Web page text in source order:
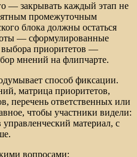
— закрывать каждый этап не
промежуточным
блока должны остаться
— сформулированные
приоритетов —
мнений на флипчарте.
способ фиксации.
матрица приоритетов,
перечень ответственных или
чтобы участники видели:
материал, с
вопросами: